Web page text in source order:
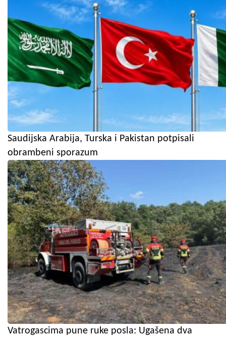
Saudijska Arabija, Turska i Pakistan potpisali
obrambeni sporazum
Vatrogascima pune ruke posla: Ugašena dva